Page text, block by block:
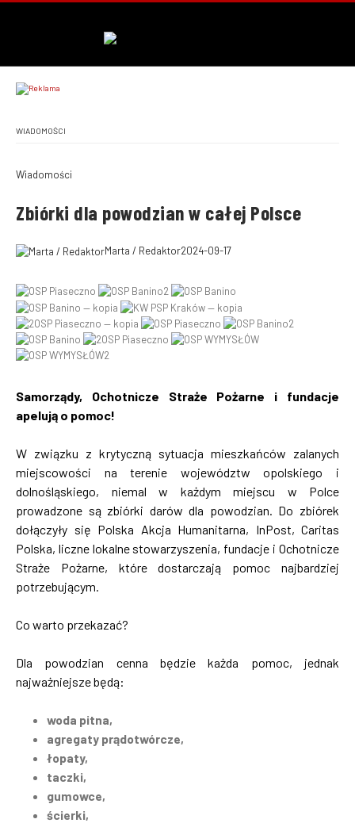
WIADOMOŚCI
Wiadomości
Zbiórki dla powodzian w całej Polsce
Marta / Redaktor2024-09-17
Samorządy, Ochotnicze Straże Pożarne i fundacje
apelują o pomoc!
W związku z krytyczną sytuacja mieszkańców zalanych
miejscowości na terenie województw opolskiego i
dolnośląskiego, niemal w każdym miejscu w Polce
prowadzone są zbiórki darów dla powodzian. Do zbiórek
dołączyły się Polska Akcja Humanitarna, InPost, Caritas
Polska, liczne lokalne stowarzyszenia, fundacje i Ochotnicze
Straże Pożarne, które dostarczają pomoc najbardziej
potrzebującym.
Co warto przekazać?
Dla powodzian cenna będzie każda pomoc, jednak
najważniejsze będą:
woda pitna,
agregaty prądotwórcze,
łopaty,
taczki,
gumowce,
ścierki,